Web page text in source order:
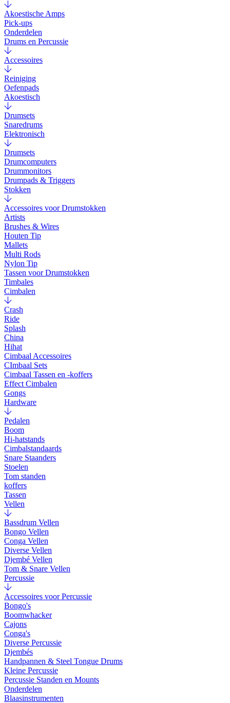
Akoestische Amps
Pick-ups
Onderdelen
Drums en Percussie
Accessoires
Reiniging
Oefenpads
Akoestisch
Drumsets
Snaredrums
Elektronisch
Drumsets
Drumcomputers
Drummonitors
Drumpads & Triggers
Stokken
Accessoires voor Drumstokken
Artists
Brushes & Wires
Houten Tip
Mallets
Multi Rods
Nylon Tip
Tassen voor Drumstokken
Timbales
Cimbalen
Crash
Ride
Splash
China
Hihat
Cimbaal Accessoires
CImbaal Sets
Cimbaal Tassen en -koffers
Effect Cimbalen
Gongs
Hardware
Pedalen
Boom
Hi-hatstands
Cimbalstandaards
Snare Staanders
Stoelen
Tom standen
koffers
Tassen
Vellen
Bassdrum Vellen
Bongo Vellen
Conga Vellen
Diverse Vellen
Djembé Vellen
Tom & Snare Vellen
Percussie
Accessoires voor Percussie
Bongo's
Boomwhacker
Cajons
Conga's
Diverse Percussie
Djembés
Handpannen & Steel Tongue Drums
Kleine Percussie
Percussie Standen en Mounts
Onderdelen
Blaasinstrumenten